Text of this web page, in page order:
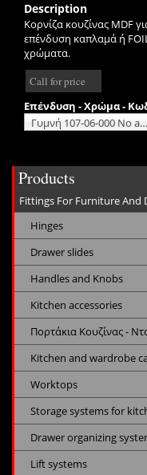
Description
Κορνίζα κουζίνας MDF
επένδυση καπλαμά ή
χρώματα.
Call for price
Επένδυση - Χρώμα -
Γυμνή 107-06-000 No additional charge
Products
Fittings For Furniture And
Hinges
Drawer slides
Handles and Knobs
Kitchen accessories
Πορτάκια Κουζίνας -
Kitchen and wardrobe
Worktops
Storage systems for
Drawer organizing
Lift systems